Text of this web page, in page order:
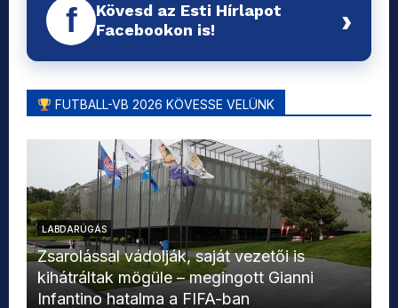
f
Kövesd az Esti Hírlapot
Facebookon is!
›
FUTBALL-VB 2026 KÖVESSE VELÜNK
LABDARÚGÁS
Zsarolással vádolják, saját vezetői is
kihátráltak mögüle – megingott Gianni
Infantino hatalma a FIFA-ban